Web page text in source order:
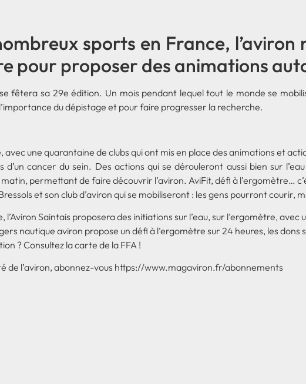
sports en France, l’aviron
pour proposer des animations
fêtera sa 29e édition. Un mois pendant lequel tout le monde se
du dépistage et pour faire progresser la recherche.
avec une quarantaine de clubs qui ont mis en place des animations et
cancer du sein. Des actions qui se dérouleront aussi bien sur l’eau
permettant de faire découvrir l’aviron. AviFit, défi à l’ergomètre…
et son club d’aviron qui se mobiliseront : les gens pourront courir,
l’Aviron Saintais proposera des initiations sur l’eau, sur l’ergomètre,
nautique aviron propose un défi à l’ergomètre sur 24 heures, les
? Consultez la carte de la FFA !
de l’aviron, abonnez-vous https://www.magaviron.fr/abonnements